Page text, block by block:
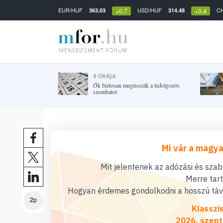
EUR/HUF 363.03 +0.7 USD/HUF 314.48 +0.4
8 ÓRÁJA
Ők biztosan megússzák a ledolgozós
szombatot
2p
Mi vár a
Mit jelentenek az adózási és
Merre
Hogyan érdemes gondolkodni a hosszú
2026.